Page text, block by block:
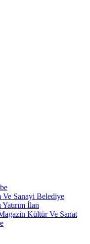
Ve Sanayi Belediye
Yatırım İlan
Kültür Ve Sanat